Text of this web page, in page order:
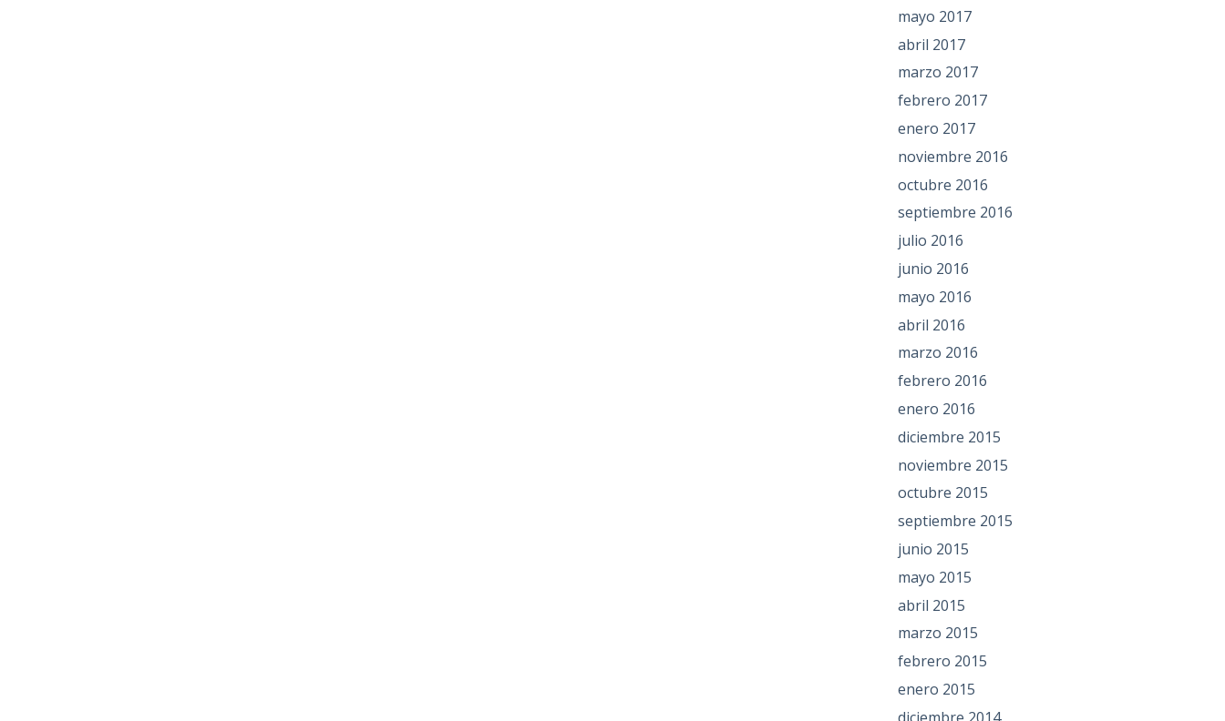
mayo 2017
abril 2017
marzo 2017
febrero 2017
enero 2017
noviembre 2016
octubre 2016
septiembre 2016
julio 2016
junio 2016
mayo 2016
abril 2016
marzo 2016
febrero 2016
enero 2016
diciembre 2015
noviembre 2015
octubre 2015
septiembre 2015
junio 2015
mayo 2015
abril 2015
marzo 2015
febrero 2015
enero 2015